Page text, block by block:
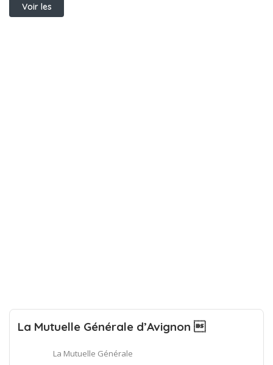
Voir les
La Mutuelle Générale d’Avignon 
La Mutuelle Générale